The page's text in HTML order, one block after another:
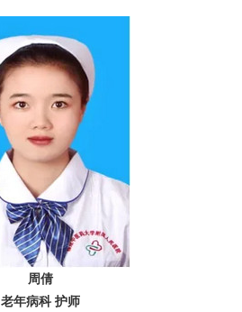
周倩
老年病科 护师